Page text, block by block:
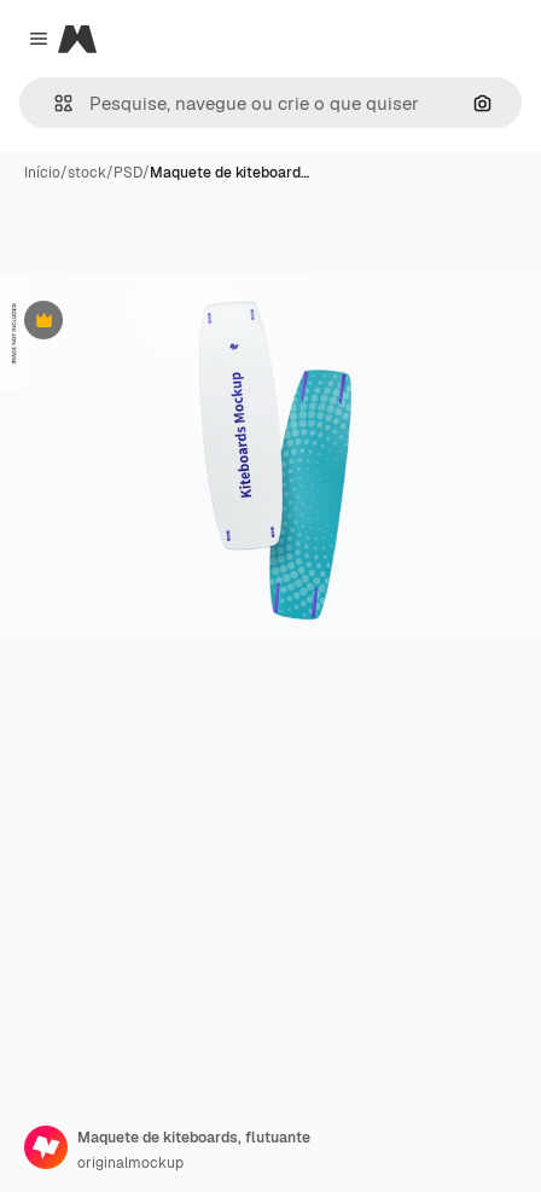
Close menu
Magnific
Início/stock/PSD/Maquete de kiteboard…
Premium
Maquete de kiteboards, flutuante
originalmockup